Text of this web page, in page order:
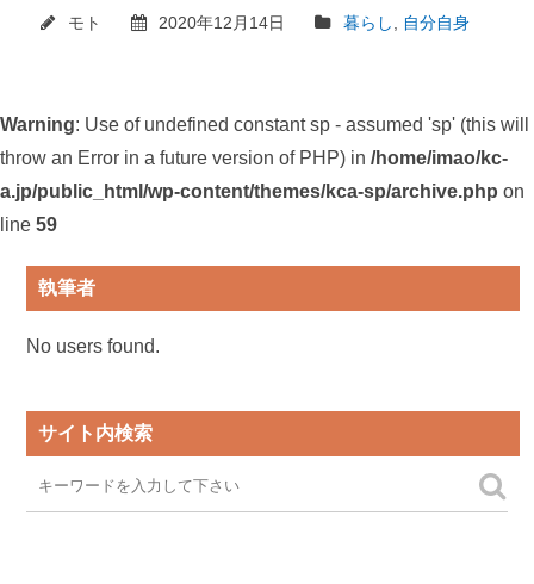
モト 2020年12月14日 暮らし 自分自身
Warning: Use of undefined constant sp - assumed 'sp' (this will
throw an Error in a future version of PHP) in /home/imao/kc-
a.jp/public_html/wp-content/themes/kca-sp/archive.php on
line 59
執筆者
No users found.
サイト内検索